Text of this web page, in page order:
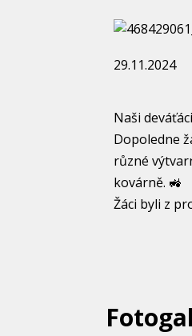
29.11.2024
Naši
Dopoledne
různé
kovárně. 🚜
Žáci byli z